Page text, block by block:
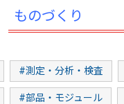
ものづくり
#測定・分析・検査
#部品・モジュール